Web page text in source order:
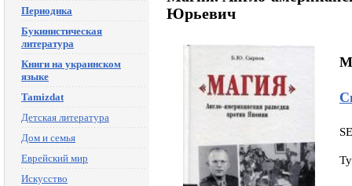
Периодика
Букинистическая
литература
Книги на украинском
языке
Tamizdat
Детская литература
Дом и семья
Еврейский мир
Искусство
Юрьевич